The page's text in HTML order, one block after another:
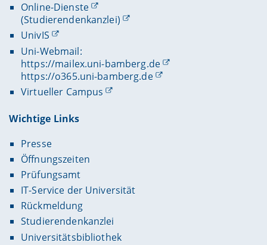
Online-Dienste
(Studierendenkanzlei)
UnivIS
Uni-Webmail:
https://mailex.uni-bamberg.de
https://o365.uni-bamberg.de
Virtueller Campus
Wichtige Links
Presse
Öffnungszeiten
Prüfungsamt
IT-Service der Universität
Rückmeldung
Studierendenkanzlei
Universitätsbibliothek